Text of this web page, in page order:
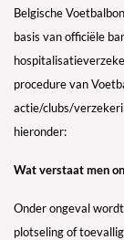
Belgische
basis van officiële
procedure van
actie/clubs/
hieronder:
Wat verstaat men
Onder ongeval
plotseling of